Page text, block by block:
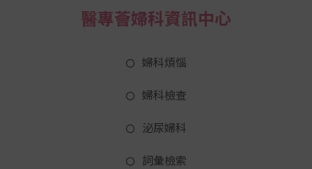
醫專薈婦科資訊中心
婦科煩惱
婦科檢查
泌尿婦科
詞彙檢索